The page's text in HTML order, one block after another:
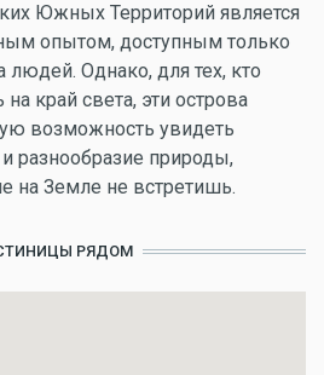
Южных Территорий является
опытом, доступным только
людей. Однако, для тех, кто
край света, эти острова
возможность увидеть
разнообразие природы,
на Земле не встретишь.
РЯДОМ